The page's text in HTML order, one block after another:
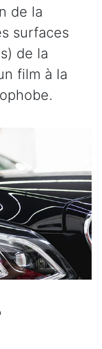
de la
surfaces
de la
film à la